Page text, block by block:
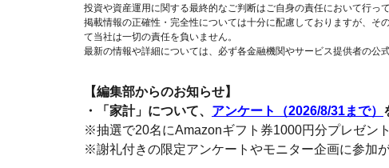
投資や資産運用に関する最終的なご判断はご自身の責任において行って
掲載情報の正確性・完全性については十分に配慮しておりますが、
て当社は一切の責任を負いません。
最新の情報や詳細については、必ず各金融機関やサービス提供者の公
【編集部からのお知らせ】
・「家計」について、 アンケート（2026/8/31まで）
※抽選で20名にAmazonギフト券1000円分プレゼント
※謝礼付きの限定アンケートやモニター企画に参加